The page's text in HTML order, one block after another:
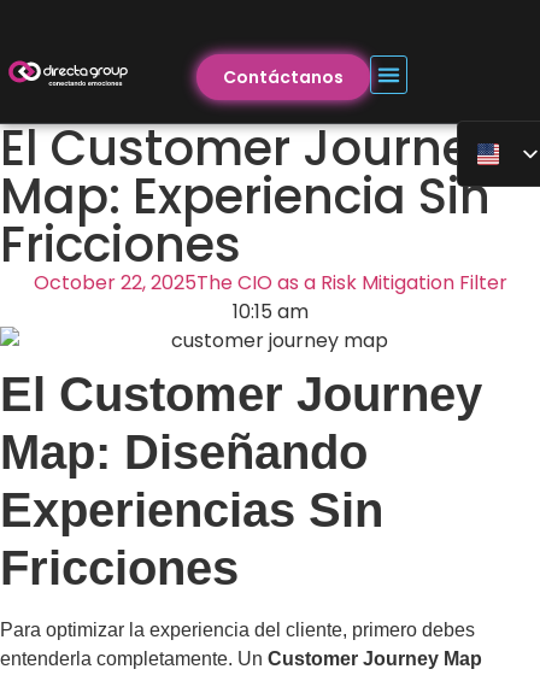
Contáctanos
El Customer Journey
Map: Experiencia Sin
Fricciones
October 22, 2025The CIO as a Risk Mitigation Filter
10:15 am
El Customer Journey
Map: Diseñando
Experiencias Sin
Fricciones
Para optimizar la experiencia del cliente, primero debes
entenderla completamente. Un Customer Journey Map